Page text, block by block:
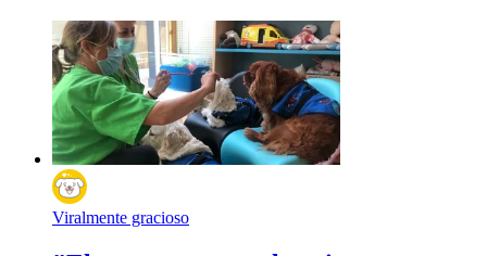
Viralmente gracioso